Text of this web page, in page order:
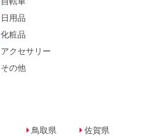
日用品
化粧品
アクセサリー
その他
鳥取県
佐賀県